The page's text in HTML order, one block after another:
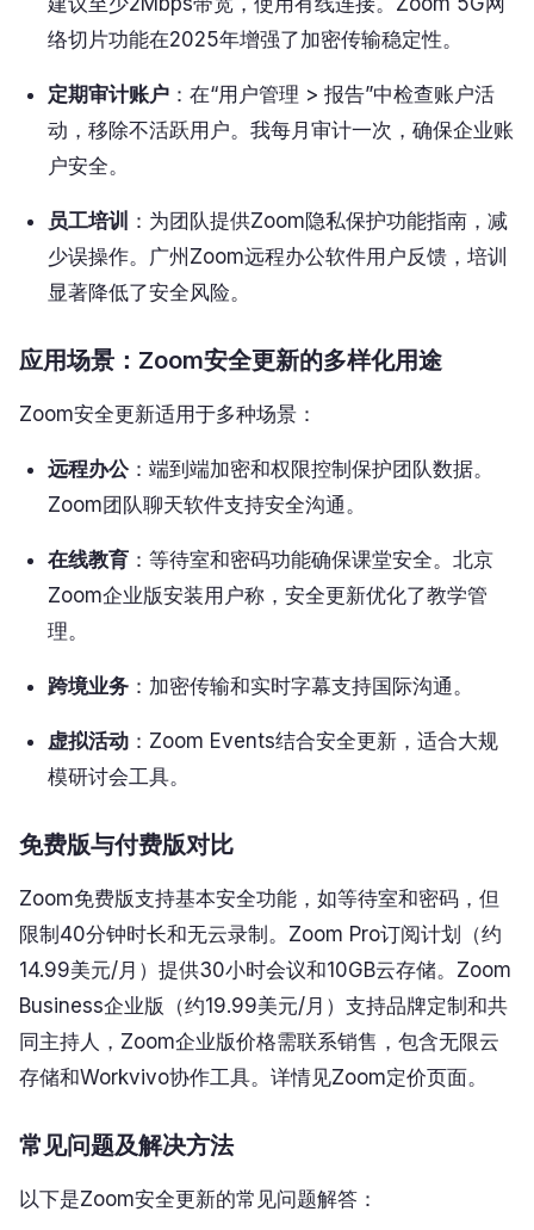
络切片功能在2025年增强了加密传输稳定性。
定期审计账户 ：在“用户管理 > 报告”中检查账户活
动，移除不活跃用户。我每月审计一次，确保企业账
户安全。
员工培训 ：为团队提供Zoom隐私保护功能指南，减
少误操作。广州Zoom远程办公软件用户反馈，培训
显著降低了安全风险。
应用场景：Zoom安全更新的多样化用途
Zoom安全更新适用于多种场景：
远程办公：端到端加密和权限控制保护团队数据。
Zoom团队聊天软件支持安全沟通。
在线教育 ：等待室和密码功能确保课堂安全。北京
Zoom企业版安装用户称，安全更新优化了教学管
理。
跨境业务 ：加密传输和实时字幕支持国际沟通。
虚拟活动 ：Zoom Events结合安全更新，适合大规
模研讨会工具。
免费版与付费版对比
Zoom免费版支持基本安全功能，如等待室和密码，但
限制40分钟时长和无云录制。Zoom Pro订阅计划（约
14.99美元/月）提供30小时会议和10GB云存储。Zoom
Business企业版（约19.99美元/月）支持品牌定制和共
同主持人，Zoom企业版价格需联系销售，包含无限云
存储和Workvivo协作工具。详情见Zoom定价页面。
常见问题及解决方法
以下是Zoom安全更新的常见问题解答：